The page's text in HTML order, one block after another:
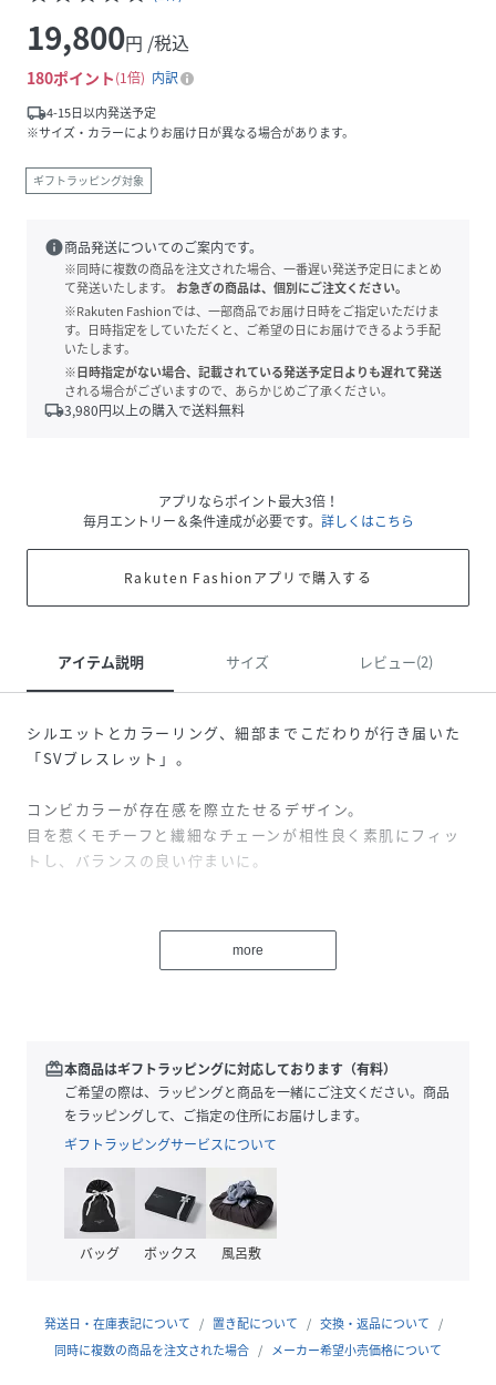
19,800円 /税込
180ポイント 1倍
内訳
local_shipping4-15日以内発送予定
※サイズ・カラーによりお届け日が異なる場合があります。
ギフトラッピング対象
info商品発送についてのご案内です。
※同時に複数の商品を注文された場合、一番遅い発送予定日にまとめ
て発送いたします。
お急ぎの商品は、個別にご注文ください。
※Rakuten Fashionでは、一部商品でお届け日時をご指定いただけま
す。日時指定をしていただくと、ご希望の日にお届けできるよう手配
いたします。
※日時指定がない場合、記載されている発送予定日よりも遅れて発送
される場合がございますので、あらかじめご了承ください。
local_shipping3,980円以上の購入で送料無料
アプリならポイント最大3倍！
毎月エントリー＆条件達成が必要です。 詳しくはこちら
Rakuten Fashionアプリで購入する
アイテム説明 サイズ レビュー(2)
シルエットとカラーリング、細部までこだわりが行き届いた
「SVブレスレット」。
コンビカラーが存在感を際立たせるデザイン。
目を惹くモチーフと繊細なチェーンが相性良く素肌にフィッ
トし、バランスの良い佇まいに。
リューム感が落ち着いた印象にも見せてくれます。
サイズ直し：不可
性別タイプ レディース
製造国 1次加工国：ベトナム/最終加工国：日
本
(ニッケルフリー)、 SV925(ニッケルフリー)
more
redeem本商品はギフトラッピングに対応しております（有料）
ご希望の際は、ラッピングと商品を一緒にご注文ください。商品
をラッピングして、ご指定の住所にお届けします。
ギフトラッピングサービスについて
バッグ ボックス 風呂敷
発送日・在庫表記について 置き配について
交換・返品について
同時に複数の商品を注文された場合
メーカー希望小売価格について